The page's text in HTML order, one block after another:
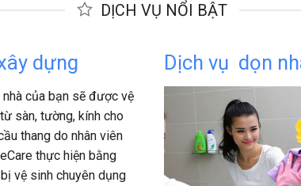
DỊCH VỤ NỔI BẬT
dựng
nhà của bạn sẽ được vệ
sàn, tường, kính cho
thang do nhân viên
thực hiện bằng
vệ sinh chuyên dụng
Dịch vụ dọn